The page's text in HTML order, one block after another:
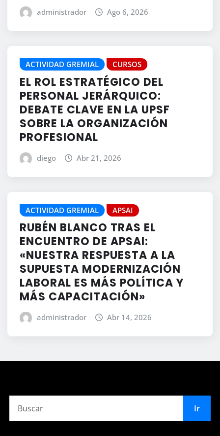
administrador Ago 6, 2026
ACTIVIDAD GREMIAL CURSOS
EL ROL ESTRATÉGICO DEL
PERSONAL JERÁRQUICO:
DEBATE CLAVE EN LA UPSF
SOBRE LA ORGANIZACIÓN
PROFESIONAL
diego Abr 21, 2026
ACTIVIDAD GREMIAL APSAI
RUBÉN BLANCO TRAS EL
ENCUENTRO DE APSAI:
«NUESTRA RESPUESTA A LA
SUPUESTA MODERNIZACIÓN
LABORAL ES MÁS POLÍTICA Y
MÁS CAPACITACIÓN»
administrador Abr 14, 2026
Ir